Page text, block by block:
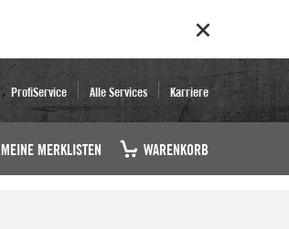
ProfiService Alle Services Karriere
MEINE MERKLISTEN WARENKORB